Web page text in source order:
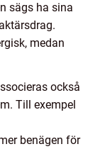
sägs ha sina
medan
också
Till exempel
benägen för